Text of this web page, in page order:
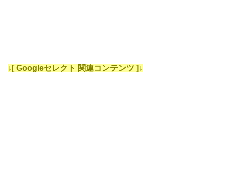
↓[ Googleセレクト 関連コンテンツ ]↓